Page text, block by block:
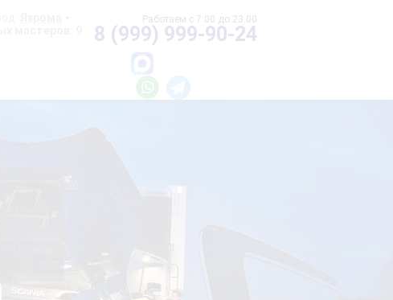
8 (999) 999-90-24